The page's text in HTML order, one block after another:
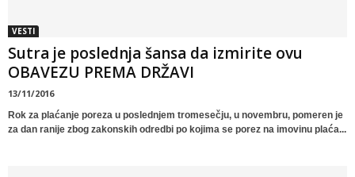
VESTI
Sutra je poslednja šansa da izmirite ovu
OBAVEZU PREMA DRŽAVI
13/11/2016
Rok za plaćanje poreza u poslednjem tromesečju, u novembru, pomeren je
za dan ranije zbog zakonskih odredbi po kojima se porez na imovinu plaća...